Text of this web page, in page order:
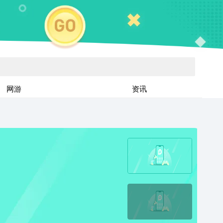
网游 资讯